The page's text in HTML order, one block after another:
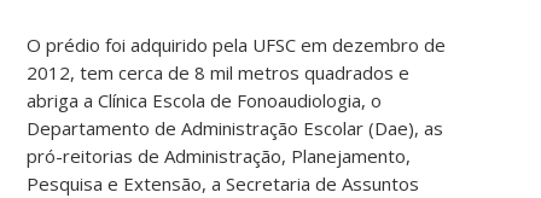
O prédio foi adquirido pela UFSC em dezembro de
2012, tem cerca de 8 mil metros quadrados e
abriga a Clínica Escola de Fonoaudiologia, o
Departamento de Administração Escolar (Dae), as
pró-reitorias de Administração, Planejamento,
Pesquisa e Extensão, a Secretaria de Assuntos